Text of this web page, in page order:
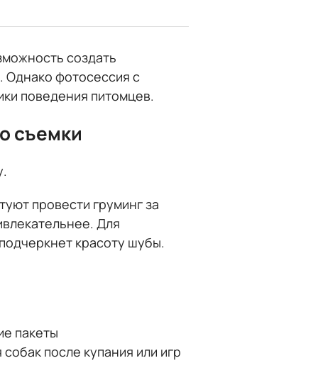
создать
Однако фотосессия с
поведения питомцев.
съемки
провести груминг за
Для
красоту шубы.
пакеты
после купания или игр